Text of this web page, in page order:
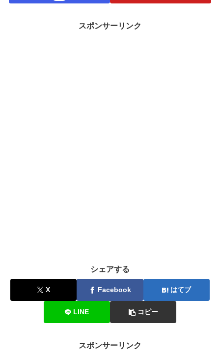
スポンサーリンク
シェアする
X Facebook はてブ
LINE コピー
スポンサーリンク